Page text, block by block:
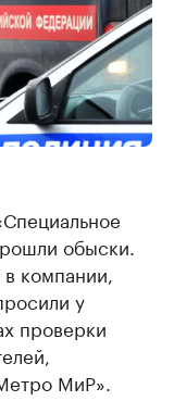
обыски.
компании,
у
проверки
МиР».